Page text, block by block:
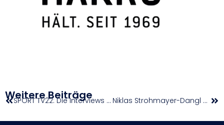
Weitere Beiträge SPORT TV22: Die Interviews 1. Finallauf Damen & Herren beim Naturbahn Rodel Weltcup Jaufental 2026 Niklas Strohmayer-Dangl mit schneller 400 Meter Zeit